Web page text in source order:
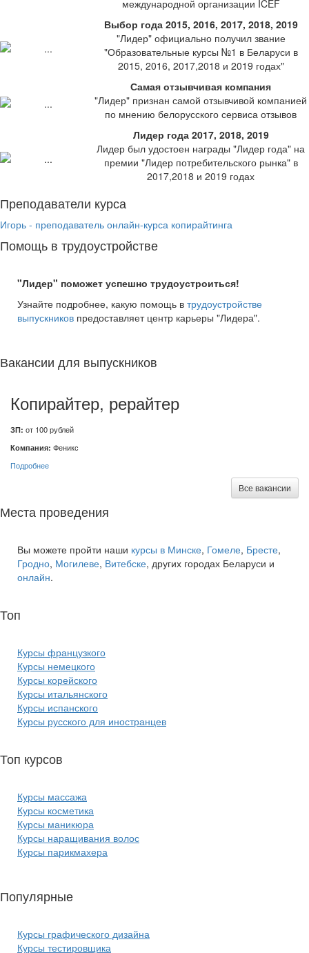
международной организации ICEF
Выбор года 2015, 2016, 2017, 2018, 2019
"Лидер" официально получил звание
"Образовательные курсы №1 в Беларуси в
2015, 2016, 2017,2018 и 2019 годах"
Самая отзывчивая компания
"Лидер" признан самой отзывчивой компанией
по мнению белорусского сервиса отзывов
Лидер года 2017, 2018, 2019
Лидер был удостоен награды "Лидер года" на
премии "Лидер потребительского рынка" в
2017,2018 и 2019 годах
Преподаватели курса
Игорь - преподаватель онлайн-курса копирайтинга
Помощь в трудоустройстве
"Лидер" поможет успешно трудоустроиться!
Узнайте подробнее, какую помощь в трудоустройстве
выпускников предоставляет центр карьеры "Лидера".
Вакансии для выпускников
Копирайтер, рерайтер
ЗП: от 100 рублей
Компания: Феникс
Подробнее
Все вакансии
Места проведения
Вы можете пройти наши курсы в Минске, Гомеле, Бресте,
Гродно, Могилеве, Витебске, других городах Беларуси и
онлайн.
Топ
Курсы французкого
Курсы немецкого
Курсы корейского
Курсы итальянского
Курсы испанского
Курсы русского для иностранцев
Топ курсов
Курсы массажа
Курсы косметика
Курсы маникюра
Курсы наращивания волос
Курсы парикмахера
Популярные
Курсы графического дизайна
Курсы тестировщика